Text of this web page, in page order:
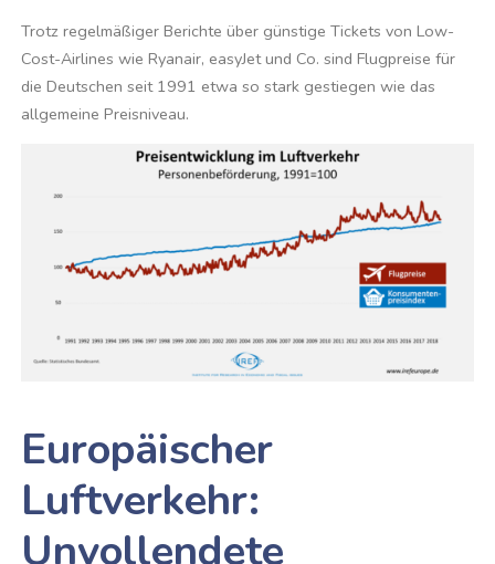
Trotz regelmäßiger Berichte über günstige Tickets von Low-
Cost-Airlines wie Ryanair, easyJet und Co. sind Flugpreise für
die Deutschen seit 1991 etwa so stark gestiegen wie das
allgemeine Preisniveau.
Europäischer
Luftverkehr:
Unvollendete